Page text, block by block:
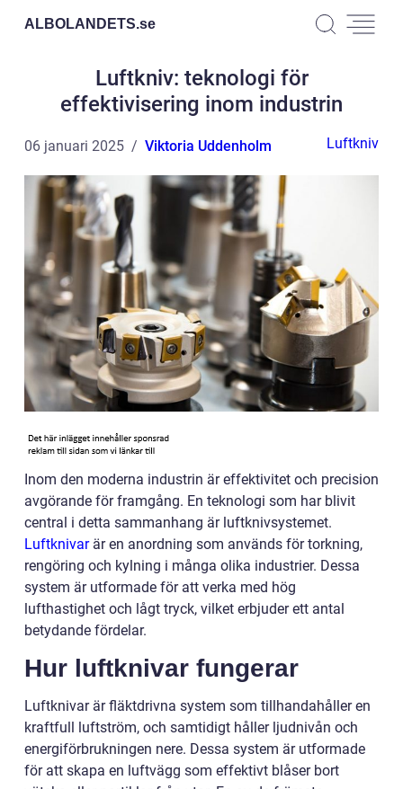
ALBOLANDETS.se
Luftkniv: teknologi för
effektivisering inom industrin
06 januari 2025 Viktoria Uddenholm Luftkniv
Inom den moderna industrin är effektivitet och precision
avgörande för framgång. En teknologi som har blivit
central i detta sammanhang är luftknivsystemet.
Luftknivarär en anordning som används för torkning,
rengöring och kylning i många olika industrier. Dessa
system är utformade för att verka med hög
lufthastighet och lågt tryck, vilket erbjuder ett antal
betydande fördelar.
Hur luftknivar fungerar
Luftknivar är fläktdrivna system som tillhandahåller en
kraftfull luftström, och samtidigt håller ljudnivån och
energiförbrukningen nere. Dessa system är utformade
för att skapa en luftvägg som effektivt blåser bort